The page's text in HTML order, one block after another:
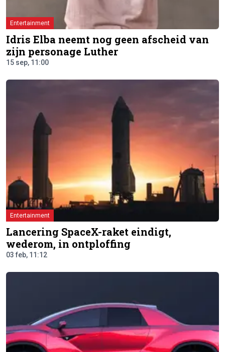
Entertainment
Idris Elba neemt nog geen afscheid van
zijn personage Luther
15 sep, 11:00
Entertainment
Lancering SpaceX-raket eindigt,
wederom, in ontploffing
03 feb, 11:12